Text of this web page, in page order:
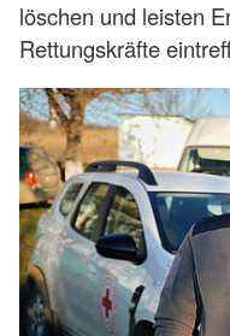
löschen und leisten
Rettungskräfte